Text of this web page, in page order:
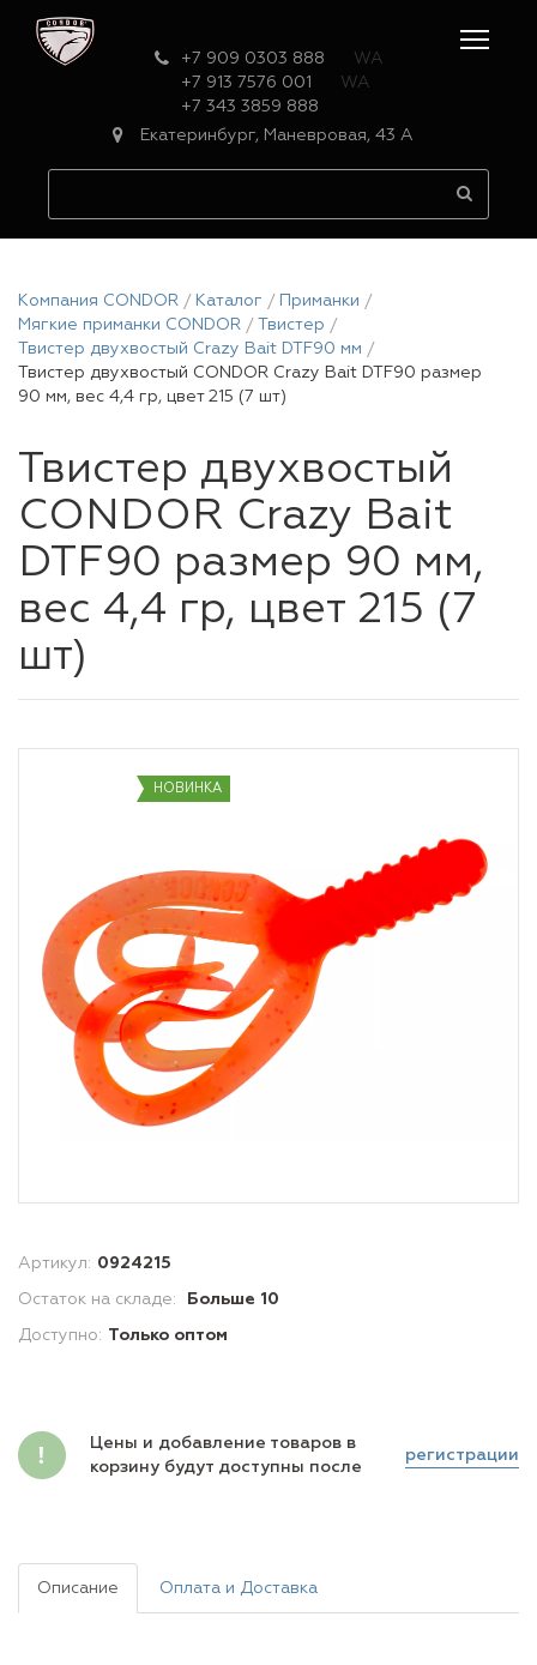
+7 909 0303 888
WA
+7 913 7576 001
WA
+7 343 3859 888
Екатеринбург, Маневровая, 43 А
Компания CONDOR Каталог
Приманки
Мягкие приманки CONDOR
Твистер
Твистер двухвостый Crazy Bait DTF90 мм
Твистер двухвостый CONDOR Crazy Bait DTF90 размер
90 мм, вес 4,4 гр, цвет 215 (7 шт)
Твистер двухвостый
CONDOR Crazy Bait
DTF90 размер 90 мм,
вес 4,4 гр, цвет 215 (7
шт)
НОВИНКА
Артикул: 0924215
Остаток на складе: Больше 10
Доступно: Только оптом
Цены и добавление товаров в
корзину будут доступны после
регистрации
Описание Оплата и Доставка